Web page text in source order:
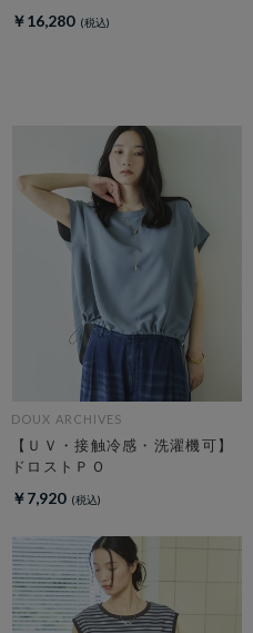
￥16,280
DOUX ARCHIVES
【ＵＶ・接触冷感・洗濯機可】
ドロストＰＯ
￥7,920